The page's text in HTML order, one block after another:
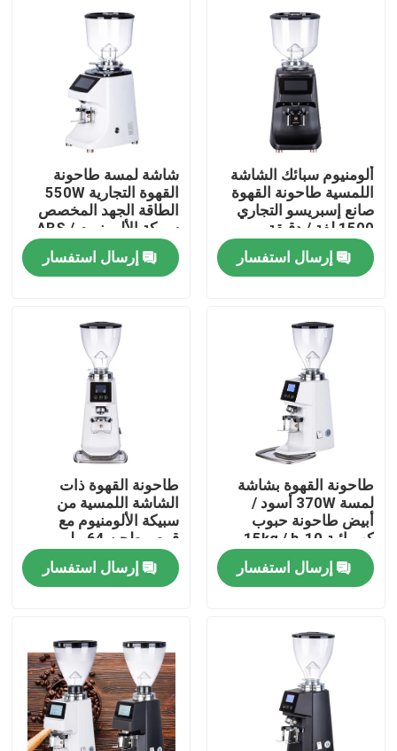
الصفحة الرئيسية
عرض الواقع الافتراضي
معلومات عنا
جولة في المعمل
مراقبة الجودة
اتصل بنا
حالات
مطحنة حبوب البن
مطحنة القهوة
ألومنيوم سبائك الشاشة
اللمسية طاحونة القهوة
صانع إسبريسو التجاري
1500 لفة / دقيقة
إرسال استفسار
شاشة لمسة طاحونة
القهوة التجارية 550W
الطاقة الجهد المخصص
سبيكة الألومنيوم / ABS
64mm قرص طحن
إرسال استفسار
طاحونة القهوة بشاشة
لمسة 370W أسود /
أبيض طاحونة حبوب
كهربائية 10-15kg / h
سرعة الطحن
إرسال استفسار
طاحونة القهوة ذات
الشاشة اللمسية من
سبيكة الألومنيوم مع
قرص طحن 64 ملم
إرسال استفسار